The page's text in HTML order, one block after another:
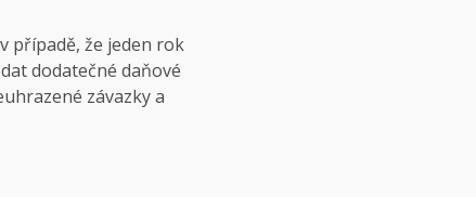
případě, že jeden rok
dodatečné daňové
závazky a